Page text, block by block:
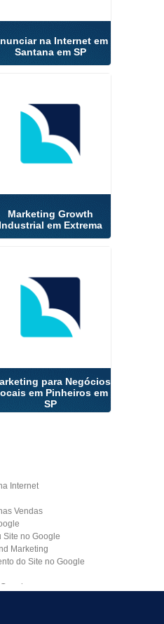
na Internet em
Santana em SP
Marketing Growth
em Extrema
para Negócios
em Pinheiros em
SP
Internet
Vendas
Site no Google
Marketing
do Site no Google